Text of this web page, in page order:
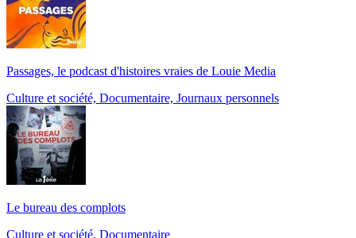
Passages, le podcast d'histoires vraies de Louie Media
Culture et société, Documentaire, Journaux personnels
Le bureau des complots
Culture et société, Documentaire